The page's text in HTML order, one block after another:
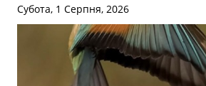
Субота, 1 Серпня, 2026